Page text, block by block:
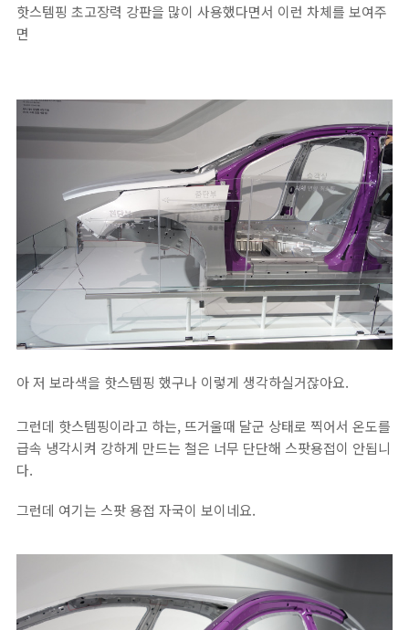
핫스템핑 초고장력 강판을 많이 사용했다면서 이런 차체를 보여주
면
아 저 보라색을 핫스템핑 했구나 이렇게 생각하실거잖아요.
그런데 핫스템핑이라고 하는, 뜨거울때 달군 상태로 찍어서 온도를
급속 냉각시켜 강하게 만드는 철은 너무 단단해 스팟용접이 안됩니
다.
그런데 여기는 스팟 용접 자국이 보이네요.